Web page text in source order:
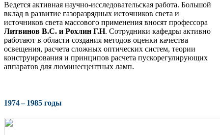
Ведется активная научно-исследовательская работа. Большой
вклад в развитие газоразрядных источников света и
источников света массового применения вносят профессора
Литвинов В.С. и Рохлин Г.Н. Сотрудники кафедры активно
работают в области создания методов оценки качества
освещения, расчета сложных оптических систем, теории
конструирования и принципов расчета пускорегулирующих
аппаратов для люминесцентных ламп.
1974 – 1985 годы